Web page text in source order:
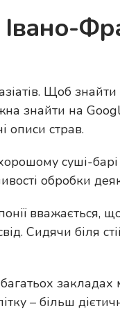
Щоб
знайти на
описи страв.
суші-
обробки
Сидячи біля
багатьох
– більш